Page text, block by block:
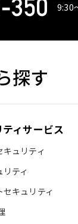
9:30
探す
ィサービス
ュリティ
ティ
キュリティ